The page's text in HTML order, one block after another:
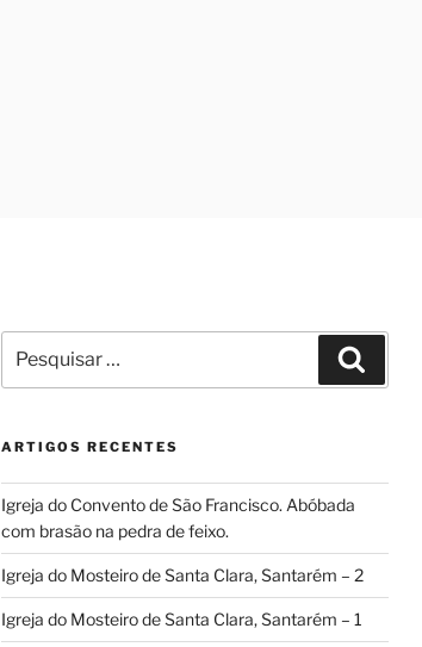
por:
ARTIGOS RECENTES
Igreja do Convento de São Francisco. Abóbada
com brasão na pedra de feixo.
Igreja do Mosteiro de Santa Clara, Santarém – 2
Igreja do Mosteiro de Santa Clara, Santarém – 1